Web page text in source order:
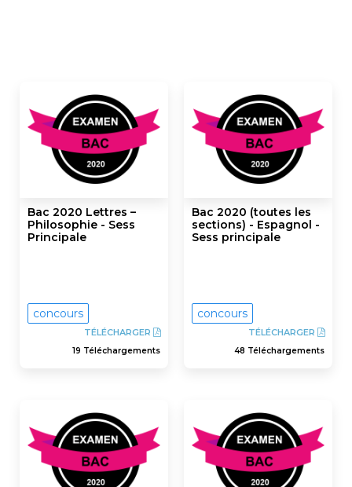
Bac 2020 Lettres –
Philosophie - Sess
Principale
concours
TÉLÉCHARGER
19 Téléchargements
Bac 2020 (toutes les
sections) - Espagnol -
Sess principale
concours
TÉLÉCHARGER
48 Téléchargements